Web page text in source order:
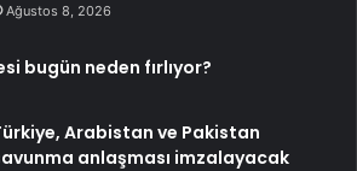
Ağustos 8, 2026
bugün neden fırlıyor?
Arabistan ve Pakistan
anlaşması imzalayacak